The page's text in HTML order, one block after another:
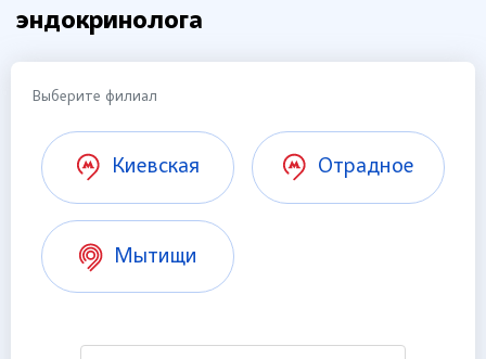
эндокринолога
Выберите филиал
Киевская Отрадное
Мытищи